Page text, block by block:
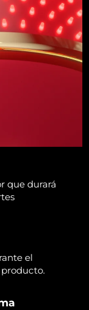
que durará
el
producto.